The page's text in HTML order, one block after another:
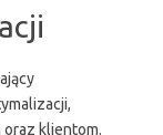
klientom.